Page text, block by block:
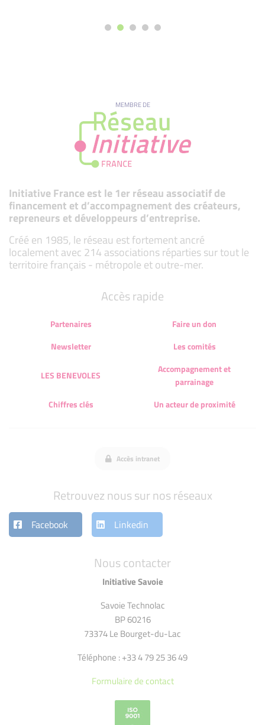
MEMBRE DE
Initiative France est le 1er réseau associatif de
financement et d’accompagnement des créateurs,
repreneurs et développeurs d’entreprise.
Créé en 1985, le réseau est fortement ancré
localement avec 214 associations réparties sur tout le
territoire français - métropole et outre-mer.
Nous contacter
Initiative Savoie
Savoie Technolac
BP 60216
73374 Le Bourget-du-Lac
Téléphone : +33 4 79 25 36 49
Formulaire de contact
Accès rapide
Partenaires
Faire un don
Newsletter
Les comités
LES BENEVOLES
Accompagnement et
parrainage
Chiffres clés
Un acteur de proximité
Accès intranet
Retrouvez nous sur nos réseaux
Facebook Linkedin